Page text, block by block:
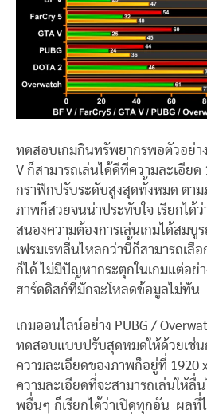
ทดสอบเกมกินทรัพยากรพอตัวอย่าง
V ก็สามารถเล่นได้ดีที่ความละเอียด
กราฟิกปรับระดับสูงสุดทั้งหมด ตา
ภาพก็สวยจนน่าประทับใจ เรียกได้
สนองความต้องการเล่นเกมได้สมบู
เฟรมเรทลื่นไหลกว่านี้ก็สามารถเลื
ก็ได้ ไม่มีปัญหากระตุกในเกมแต่อย่
ฮาร์ดดิสก์ที่มักจะโหลดข้อมูลไม่ทัน
เกมออนไลน์อย่าง PUBG /
ทดสอบแบบปรับสุดหมดให้ด้วยเช่น
ความละเอียดของภาพก็อยู่ที่ 1920
ความละเอียดที่จะสามารถเล่นให้ลื่
พอื่นๆ ก็เรียกได้ว่าเปิดทุกอัน ผลที่